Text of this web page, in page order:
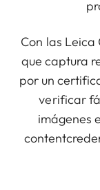
Con las
que captura
por un
verificar
imágenes